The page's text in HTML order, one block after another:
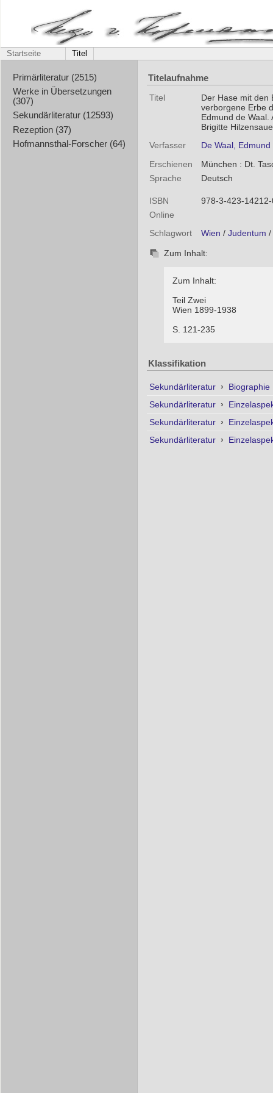
Startseite Titel
Primärliteratur (2515)
Werke in Übersetzungen
(307)
Sekundärliteratur (12593)
Rezeption (37)
Hofmannsthal-Forscher (64)
Titelaufnahme
Titel
Der Hase mit den
verborgene Erbe
Edmund de Waal.
Brigitte
Verfasser
De Waal, Edmund
Erschienen
München : Dt.
Sprache
Deutsch
ISBN
978-3-423-
Online
Schlagwort
Wien / Judentum /
Zum Inhalt:
Zum Inhalt:
Teil Zwei
Wien 1899-1938
S. 121-235
Klassifikation
Sekundärliteratur ›
Biographie
Sekundärliteratur ›
Sekundärliteratur ›
Sekundärliteratur ›